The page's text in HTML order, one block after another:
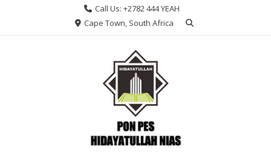
Call Us: +2782 444 YEAH
Cape Town, South Africa